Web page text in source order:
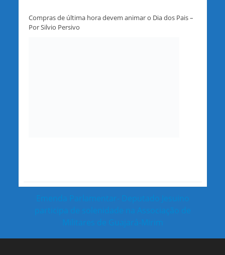
Compras de última hora devem animar o Dia dos Pais –
Por Silvio Persivo
Emenda Parlamentar- Deputado Jesuino
participa de solenidade na Associação de
Militares de Guajará-Mirim